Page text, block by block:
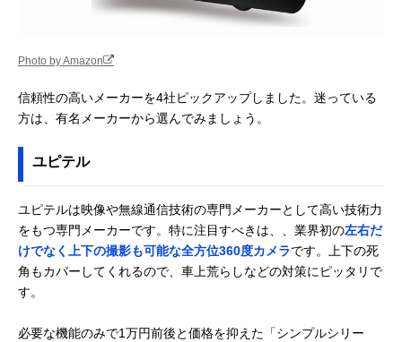
Photo by Amazon
信頼性の高いメーカーを4社ピックアップしました。迷っている
方は、有名メーカーから選んでみましょう。
ユピテル
ユピテルは映像や無線通信技術の専門メーカーとして高い技術力
をもつ専門メーカーです。特に注目すべきは、、業界初の左右だ
けでなく上下の撮影も可能な全方位360度カメラです。上下の死
角もカバーしてくれるので、車上荒らしなどの対策にピッタリで
す。
必要な機能のみで1万円前後と価格を抑えた「シンプルシリー